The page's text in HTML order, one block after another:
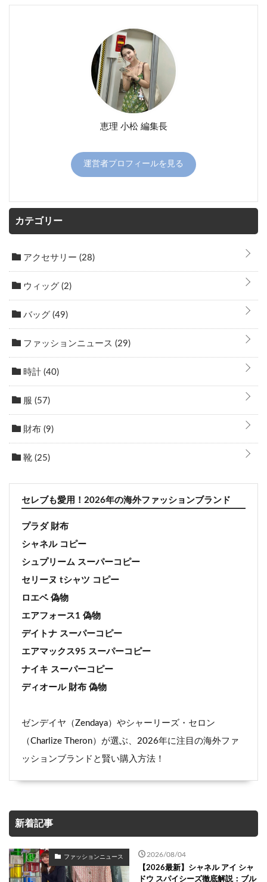
恵理 小松 編集長
運営者プロフィールを見る
カテゴリー
アクセサリー (28)
ウィッグ (2)
バッグ (49)
ファッションニュース (29)
時計 (40)
服 (57)
財布 (9)
靴 (25)
セレブも愛用！2026年の海外ファッションブランド
プラダ 財布
シャネル コピー
シュプリーム スーパーコピー
セリーヌ tシャツ コピー
ロエベ 偽物
エアフォース1 偽物
デイトナ スーパーコピー
エアマックス95 スーパーコピー
ナイキ スーパーコピー
ディオール 財布 偽物
ゼンデイヤ（Zendaya）やシャーリーズ・セロン
（Charlize Theron）が選ぶ、2026年に注目の海外ファ
ッションブランドと賢い購入方法！
新着記事
ファッションニュース 2026/08/04
【2026最新】シャネル アイ シャ
ドウ スパイシーズ徹底解説：ブル